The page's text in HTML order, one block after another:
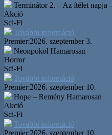
Terminátor 2. – Az ítélet napja
Akció
Sci-Fi
További információ
Premier:2026. szeptember 3.
Neonpokol Hamarosan
Horror
Sci-Fi
További információ
Premier:2026. szeptember 10.
Hope – Remény Hamarosan
Akció
Sci-Fi
További információ
Premier:2026. szeptember 10.